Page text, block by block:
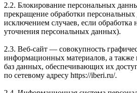
2.2. Блокирование персональных
прекращение обработки персональных
исключением случаев, если обработка
уточнения персональных данных).
2.3. Веб-сайт — совокупность
информационных материалов, а
баз данных, обеспечивающих их
по сетевому адресу https://iberi.ru/.